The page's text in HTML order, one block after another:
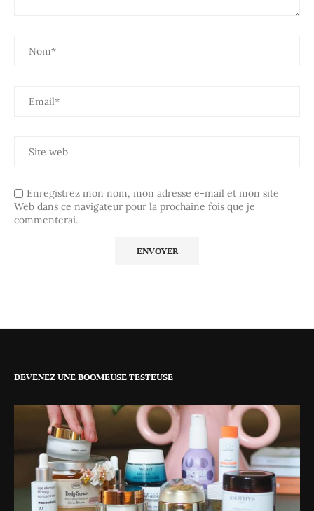
Enregistrez mon nom, mon adresse e-mail et mon site
Web dans ce navigateur pour la prochaine fois que je
commenterai.
DEVENEZ UNE BOOMEUSE TESTEUSE